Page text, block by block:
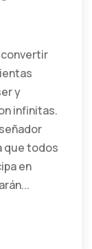
convertir
y
infinitas.
que todos
en